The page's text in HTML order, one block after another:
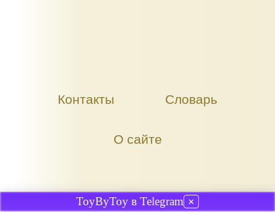
Контакты Словарь
О сайте
ToyByToy в Telegram ✕